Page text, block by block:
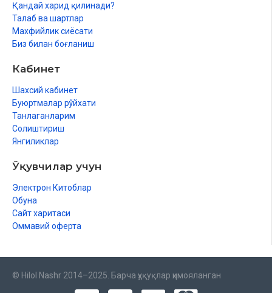
Қандай харид қилинади?
Талаб ва шартлар
Махфийлик сиёсати
Биз билан боғланиш
Кабинет
Шахсий кабинет
Буюртмалар рўйхати
Танлаганларим
Солиштириш
Янгиликлар
Ўқувчилар учун
Электрон Китоблар
Обуна
Сайт харитаси
Оммавий оферта
© Hilol Nashr 2014–2025. Барча ҳуқуқлар ҳимояланган